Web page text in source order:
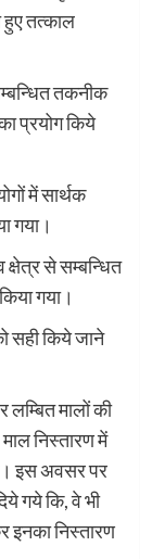
तत्काल
तकनीक
प्रयोग किये
में सार्थक
गया।
क्षेत्र से सम्बन्धित
गया।
सही किये जाने
लम्बित मालों की
माल निस्तारण में
इस अवसर पर
गये कि, वे भी
इनका निस्तारण